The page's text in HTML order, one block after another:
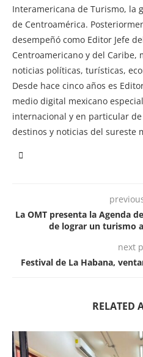
Interamericana de Turismo, la
de Centroamérica.
desempeñó como Editor Jefe
Centroamericano y del Caribe,
noticias políticas, turísticas,
Desde hace cinco años es
medio digital mexicano
internacional y en particular
destinos y noticias del sureste
La OMT presenta la Agenda
de lograr un turismo
next
Festival de La Habana,
RELATED